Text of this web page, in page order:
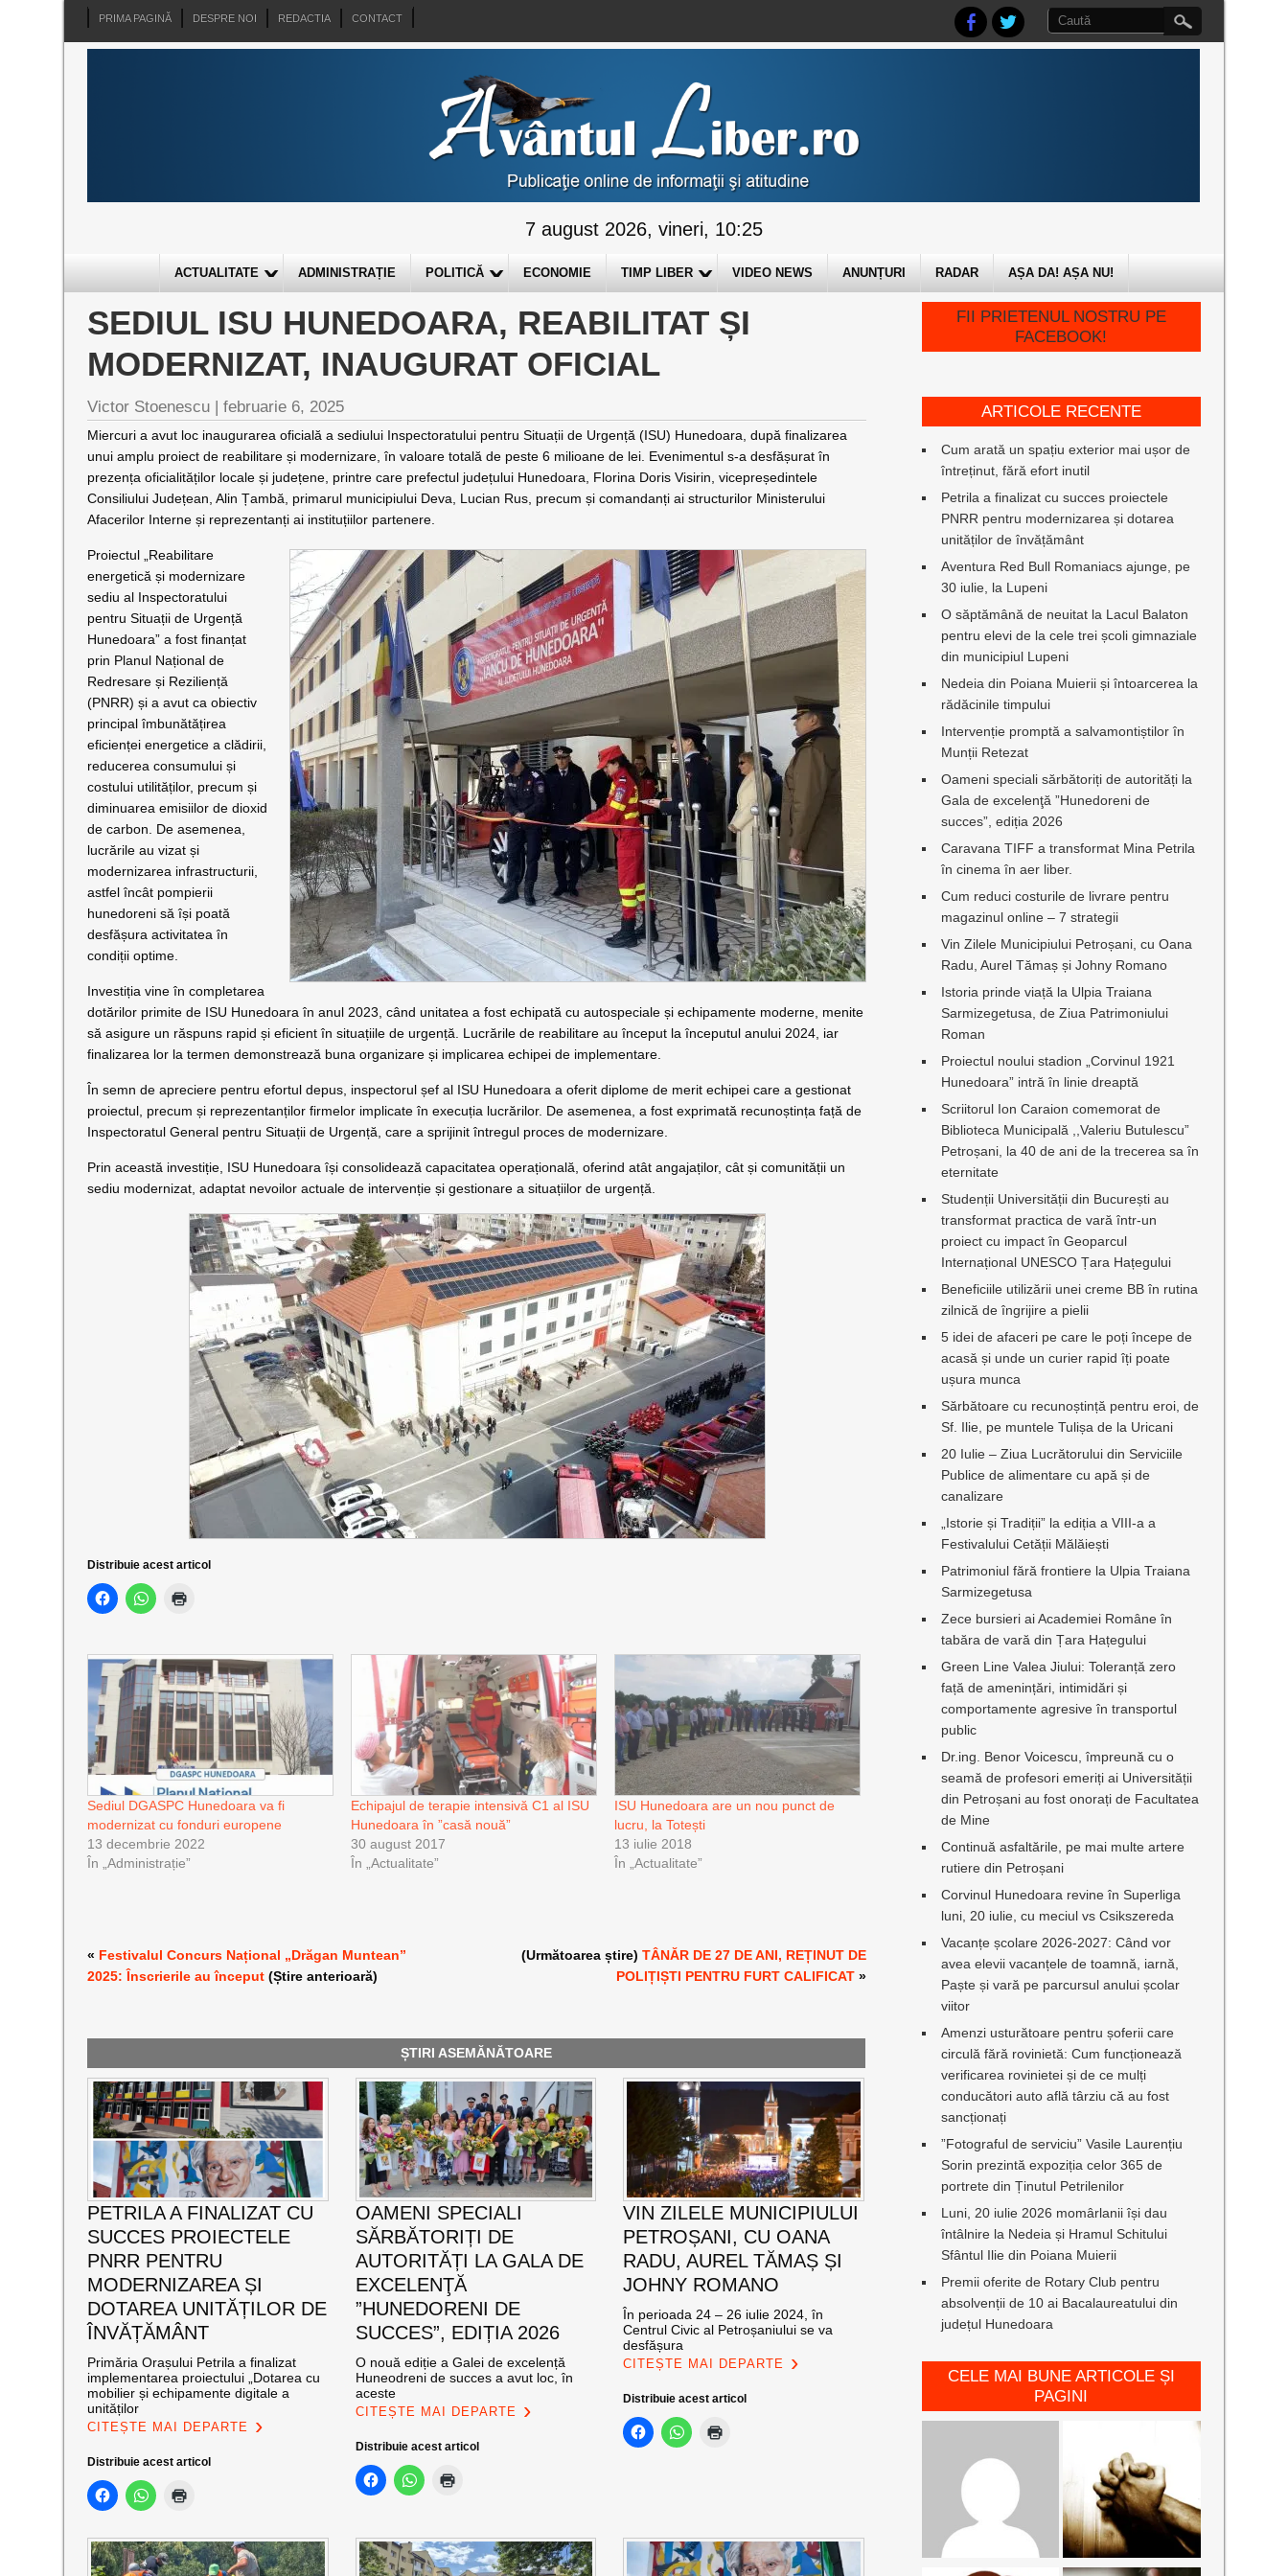
PRIMA PAGINĂ DESPRE NOI REDACTIA CONTACT
7 august 2026, vineri, 10:25
ACTUALITATE ADMINISTRAȚIE POLITICĂ ECONOMIE TIMP LIBER VIDEO NEWS ANUNȚURI RADAR AȘA DA! AȘA NU!
SEDIUL ISU HUNEDOARA, REABILITAT ȘI
MODERNIZAT, INAUGURAT OFICIAL
Victor Stoenescu |februarie 6, 2025
Miercuri a avut loc inaugurarea oficială a sediului Inspectoratului pentru Situații de Urgență (ISU) Hunedoara, după finalizarea
unui amplu proiect de reabilitare și modernizare, în valoare totală de peste 6 milioane de lei. Evenimentul s-a desfășurat în
prezența oficialităților locale și județene, printre care prefectul județului Hunedoara, Florina Doris Visirin, vicepreședintele
Consiliului Județean, Alin Țambă, primarul municipiului Deva, Lucian Rus, precum și comandanți ai structurilor Ministerului
Afacerilor Interne și reprezentanți ai instituțiilor partenere.
Proiectul „Reabilitare
energetică și modernizare
sediu al Inspectoratului
pentru Situații de Urgență
Hunedoara” a fost finanțat
prin Planul Național de
Redresare și Reziliență
(PNRR) și a avut ca obiectiv
principal îmbunătățirea
eficienței energetice a clădirii,
reducerea consumului și
costului utilităților, precum și
diminuarea emisiilor de dioxid
de carbon. De asemenea,
lucrările au vizat și
modernizarea infrastructurii,
astfel încât pompierii
hunedoreni să își poată
desfășura activitatea în
condiții optime.
Investiția vine în completarea
dotărilor primite de ISU Hunedoara în anul 2023, când unitatea a fost echipată cu autospeciale și echipamente moderne, menite
să asigure un răspuns rapid și eficient în situațiile de urgență. Lucrările de reabilitare au început la începutul anului 2024, iar
finalizarea lor la termen demonstrează buna organizare și implicarea echipei de implementare.
În semn de apreciere pentru efortul depus, inspectorul șef al ISU Hunedoara a oferit diplome de merit echipei care a gestionat
proiectul, precum și reprezentanților firmelor implicate în execuția lucrărilor. De asemenea, a fost exprimată recunoștința față de
Inspectoratul General pentru Situații de Urgență, care a sprijinit întregul proces de modernizare.
Prin această investiție, ISU Hunedoara își consolidează capacitatea operațională, oferind atât angajaților, cât și comunității un
sediu modernizat, adaptat nevoilor actuale de intervenție și gestionare a situațiilor de urgență.
Distribuie acest articol
Sediul DGASPC Hunedoara va fi
modernizat cu fonduri europene
13 decembrie 2022
În „Administrație”
Echipajul de terapie intensivă C1 al ISU
Hunedoara în ”casă nouă”
30 august 2017
În „Actualitate”
ISU Hunedoara are un nou punct de
lucru, la Totești
13 iulie 2018
În „Actualitate”
« Festivalul Concurs Național „Drăgan Muntean”
2025: Înscrierile au început (Știre anterioară)
(Următoarea știre)TÂNĂR DE 27 DE ANI, REȚINUT DE
POLIȚIȘTI PENTRU FURT CALIFICAT »
ȘTIRI ASEMĂNĂTOARE
PETRILA A FINALIZAT CU
SUCCES PROIECTELE
PNRR PENTRU
MODERNIZAREA ȘI
DOTAREA UNITĂȚILOR DE
ÎNVĂȚĂMÂNT
Primăria Orașului Petrila a finalizat
implementarea proiectului „Dotarea cu
mobilier și echipamente digitale a
unităților
CITEȘTE MAI DEPARTE
Distribuie acest articol
OAMENI SPECIALI
SĂRBĂTORIȚI DE
AUTORITĂȚI LA GALA DE
EXCELENŢĂ
”HUNEDORENI DE
SUCCES”, EDIȚIA 2026
O nouă ediție a Galei de excelență
Huneodreni de succes a avut loc, în
aceste
CITEȘTE MAI DEPARTE
Distribuie acest articol
VIN ZILELE MUNICIPIULUI
PETROȘANI, CU OANA
RADU, AUREL TĂMAȘ ȘI
JOHNY ROMANO
În perioada 24 – 26 iulie 2024, în
Centrul Civic al Petroșaniului se va
desfășura
CITEȘTE MAI DEPARTE
Distribuie acest articol
FII PRIETENUL NOSTRU PE
FACEBOOK!
ARTICOLE RECENTE
Cum arată un spațiu exterior mai ușor de
întreținut, fără efort inutil
Petrila a finalizat cu succes proiectele
PNRR pentru modernizarea și dotarea
unităților de învățământ
Aventura Red Bull Romaniacs ajunge, pe
30 iulie, la Lupeni
O săptămână de neuitat la Lacul Balaton
pentru elevi de la cele trei școli gimnaziale
din municipiul Lupeni
Nedeia din Poiana Muierii și întoarcerea la
rădăcinile timpului
Intervenție promptă a salvamontiștilor în
Munții Retezat
Oameni speciali sărbătoriți de autorități la
Gala de excelenţă ”Hunedoreni de
succes”, ediția 2026
Caravana TIFF a transformat Mina Petrila
în cinema în aer liber.
Cum reduci costurile de livrare pentru
magazinul online – 7 strategii
Vin Zilele Municipiului Petroșani, cu Oana
Radu, Aurel Tămaș și Johny Romano
Istoria prinde viață la Ulpia Traiana
Sarmizegetusa, de Ziua Patrimoniului
Roman
Proiectul noului stadion „Corvinul 1921
Hunedoara” intră în linie dreaptă
Scriitorul Ion Caraion comemorat de
Biblioteca Municipală ,,Valeriu Butulescu”
Petroșani, la 40 de ani de la trecerea sa în
eternitate
Studenții Universității din București au
transformat practica de vară într-un
proiect cu impact în Geoparcul
Internațional UNESCO Țara Hațegului
Beneficiile utilizării unei creme BB în rutina
zilnică de îngrijire a pielii
5 idei de afaceri pe care le poți începe de
acasă și unde un curier rapid îți poate
ușura munca
Sărbătoare cu recunoștință pentru eroi, de
Sf. Ilie, pe muntele Tulișa de la Uricani
20 Iulie – Ziua Lucrătorului din Serviciile
Publice de alimentare cu apă și de
canalizare
„Istorie și Tradiții” la ediția a VIII-a a
Festivalului Cetății Mălăiești
Patrimoniul fără frontiere la Ulpia Traiana
Sarmizegetusa
Zece bursieri ai Academiei Române în
tabăra de vară din Țara Hațegului
Green Line Valea Jiului: Toleranță zero
față de amenințări, intimidări și
comportamente agresive în transportul
public
Dr.ing. Benor Voicescu, împreună cu o
seamă de profesori emeriți ai Universității
din Petroșani au fost onorați de Facultatea
de Mine
Continuă asfaltările, pe mai multe artere
rutiere din Petroșani
Corvinul Hunedoara revine în Superliga
luni, 20 iulie, cu meciul vs Csikszereda
Vacanțe școlare 2026-2027: Când vor
avea elevii vacanțele de toamnă, iarnă,
Paște și vară pe parcursul anului școlar
viitor
Amenzi usturătoare pentru șoferii care
circulă fără rovinietă: Cum funcționează
verificarea rovinietei și de ce mulți
conducători auto află târziu că au fost
sancționați
”Fotograful de serviciu” Vasile Laurențiu
Sorin prezintă expoziția celor 365 de
portrete din Ținutul Petrilenilor
Luni, 20 iulie 2026 momârlanii își dau
întâlnire la Nedeia și Hramul Schitului
Sfântul Ilie din Poiana Muierii
Premii oferite de Rotary Club pentru
absolvenții de 10 ai Bacalaureatului din
județul Hunedoara
CELE MAI BUNE ARTICOLE ȘI
PAGINI